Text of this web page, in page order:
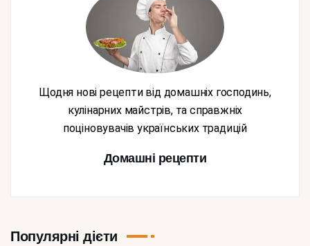
Щодня нові рецепти від домашніх господинь,
кулінарних майстрів, та справжніх
поціновувачів українських традицій
Домашні рецепти
Популярні дієти